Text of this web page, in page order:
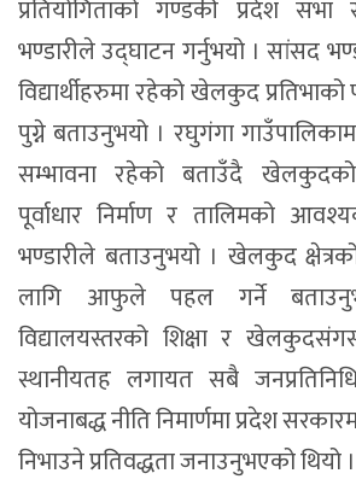
प्रतियोगिताको गण्डकी प्रदेश
भण्डारीले उद्घाटन गर्नुभयो । सांसद
विद्यार्थीहरुमा रहेको खेलकुद
पुग्ने बताउनुभयो । रघुगंगा
सम्भावना रहेको बताउँदै
पूर्वाधार निर्माण र तालिमको
भण्डारीले बताउनुभयो । खेलकुद क्षेत्रको
लागि आफुले पहल गर्ने
विद्यालयस्तरको शिक्षा र
स्थानीयतह लगायत सबै
योजनाबद्ध नीति निमार्णमा प्रदेश
निभाउने प्रतिवद्धता जनाउनुभएको थियो ।